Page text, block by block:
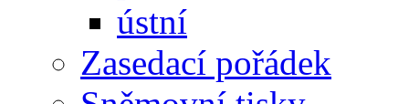
ústní
Zasedací pořádek